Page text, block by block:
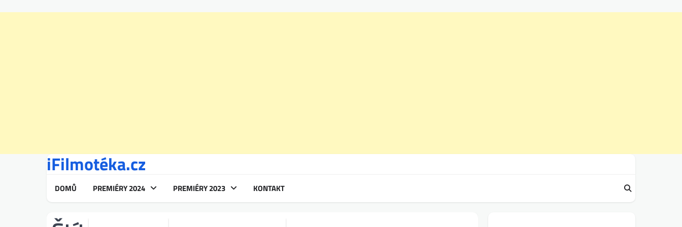
iFilmotéka.cz
DOMŮ PREMIÉRY 2024 PREMIÉRY 2023 KONTAKT